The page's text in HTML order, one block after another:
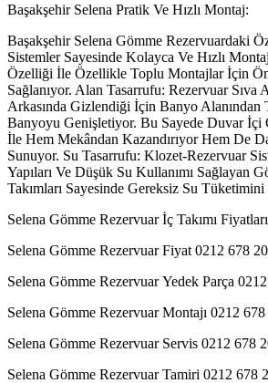
Başakşehir Selena Pratik Ve Hızlı Montaj:
Başakşehir Selena Gömme Rezervuardaki
Sistemler Sayesinde Kolayca Ve Hızlı
Özelliği İle Özellikle Toplu Montajlar İçin
Sağlanıyor. Alan Tasarrufu: Rezervuar Sıva
Arkasında Gizlendiği İçin Banyo Alanından
Banyoyu Genişletiyor. Bu Sayede Duvar İçi
İle Hem Mekândan Kazandırıyor Hem De
Sunuyor. Su Tasarrufu: Klozet-Rezervuar
Yapıları Ve Düşük Su Kullanımı Sağlayan
Takımları Sayesinde Gereksiz Su
Selena Gömme Rezervuar İç Takımı
Selena Gömme Rezervuar Fiyat 0212 678
Selena Gömme Rezervuar Yedek Parça
Selena Gömme Rezervuar Montajı 0212
Selena Gömme Rezervuar Servis 0212 678
Selena Gömme Rezervuar Tamiri 0212 678